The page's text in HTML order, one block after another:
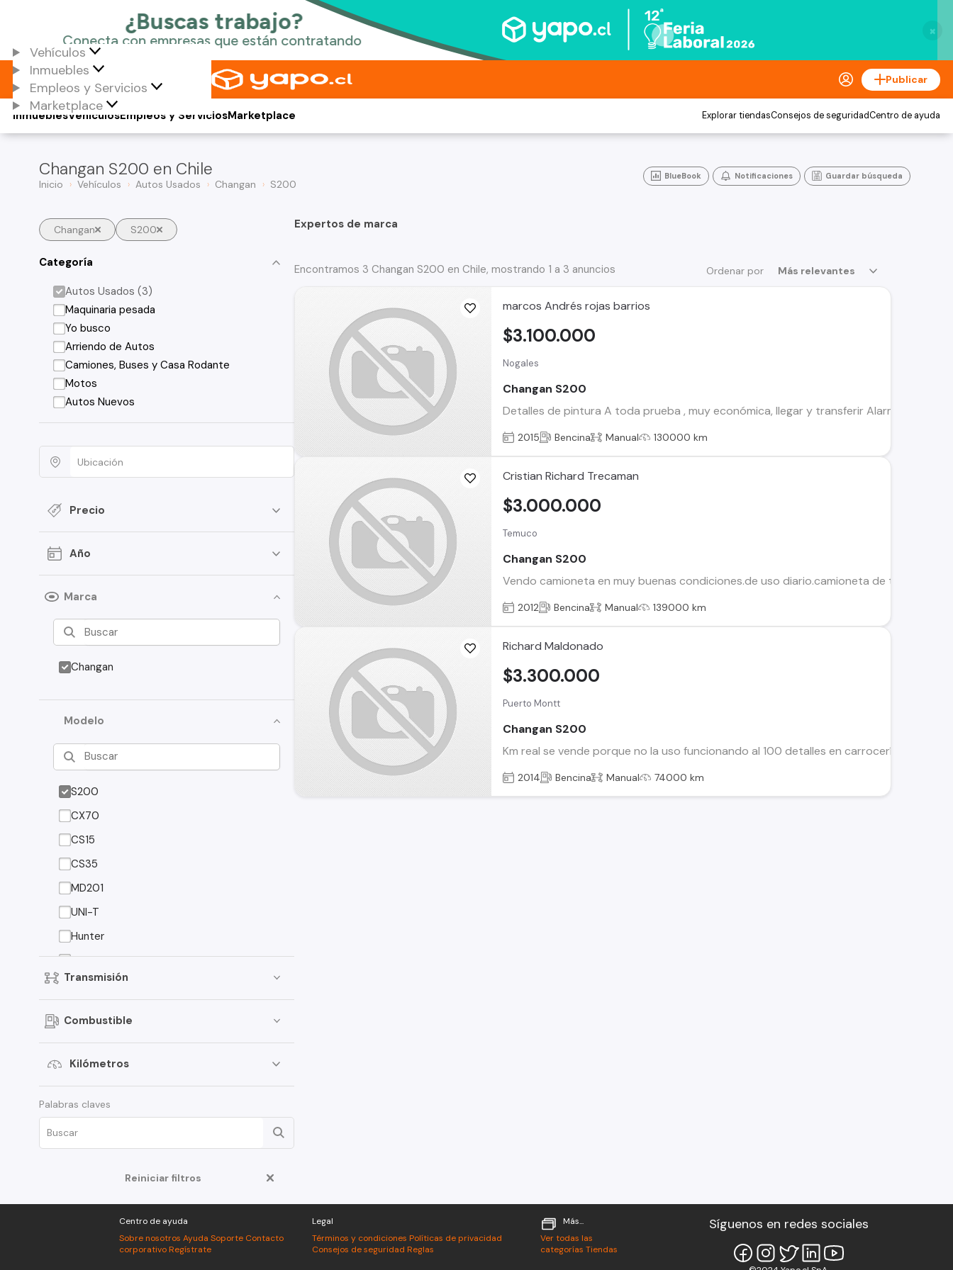
×
Vehículos
Inmuebles
Empleos y Servicios
Marketplace
Publicar
Vehículos
Inmuebles Empleos y ServiciosMarketplace Explorar tiendasConsejos de seguridadCentro de ayuda
Changan S200 en Chile
Inicio Vehículos Autos Usados Changan S200
BlueBook Notificaciones Guardar búsqueda
Changan S200
Categoría
Autos Usados (3)
Maquinaria pesada
Yo busco
Arriendo de Autos
Camiones, Buses y Casa Rodante
Motos
Autos Nuevos
Precio
Año
Marca
Changan
Modelo
S200
CX70
CS15
CS35
MD201
UNI-T
Hunter
CS55
Alsvin
MS201
A500
CS1
CX70T
M201
Transmisión
Combustible
Kilómetros
Palabras claves
Reiniciar filtros
Expertos de marca
Ordenar por Más relevantes
Encontramos 3 Changan S200 en Chile, mostrando 1 a 3 anuncios
marcos Andrés rojas barrios
Nogales
Changan S200
Detalles de pintura A toda prueba , muy económica, llegar y transferir Alarma, cierre
$3.100.000
2015 Bencina Manual 130000 km
Cristian Richard Trecaman
Temuco
Changan S200
Vendo camioneta en muy buenas condiciones.de uso diario.camioneta de
$3.000.000
2012 Bencina Manual 139000 km
Richard Maldonado
Puerto Montt
Changan S200
Km real se vende porque no la uso funcionando al 100 detalles en carrocería valor
$3.300.000
2014 Bencina Manual 74000 km
Centro de ayuda
Sobre nosotros Ayuda Soporte Contacto
corporativo Regístrate
Legal
Términos y condiciones Políticas de privacidad
Consejos de seguridad Reglas
Más...
Ver todas las
categorías Tiendas
Síguenos en redes sociales